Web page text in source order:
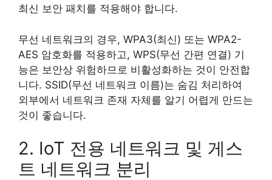
최신 보안 패치를 적용해야 합니다.
무선 네트워크의 경우, WPA3(최신) 또는 WPA2-
AES 암호화를 적용하고, WPS(무선 간편 연결) 기
능은 보안상 위험하므로 비활성화하는 것이 안전합
니다. SSID(무선 네트워크 이름)는 숨김 처리하여
외부에서 네트워크 존재 자체를 알기 어렵게 만드는
것이 좋습니다.
2. IoT 전용 네트워크 및 게스
트 네트워크 분리